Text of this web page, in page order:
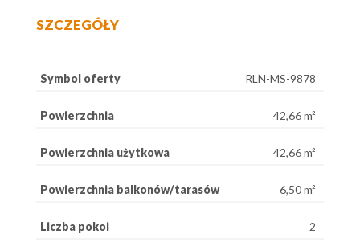
SZCZEGÓŁY
Symbol oferty RLN-MS-9878
Powierzchnia 42,66 m²
Powierzchnia użytkowa 42,66 m²
Powierzchnia balkonów/tarasów 6,50 m²
Liczba pokoi 2